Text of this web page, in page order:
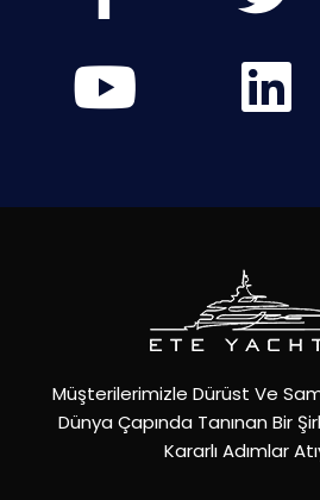
Müşterilerimizle Dürüst Ve
Dünya Çapında Tanınan Bir
Kararlı Adımlar